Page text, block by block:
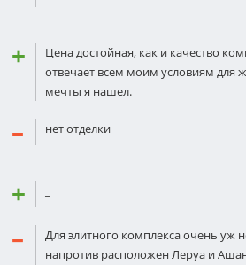
Цена достойная, как и качество
отвечает всем моим условиям для
мечты я нашел.
нет отделки
Для элитного комплекса очень уж
напротив расположен Леруа и